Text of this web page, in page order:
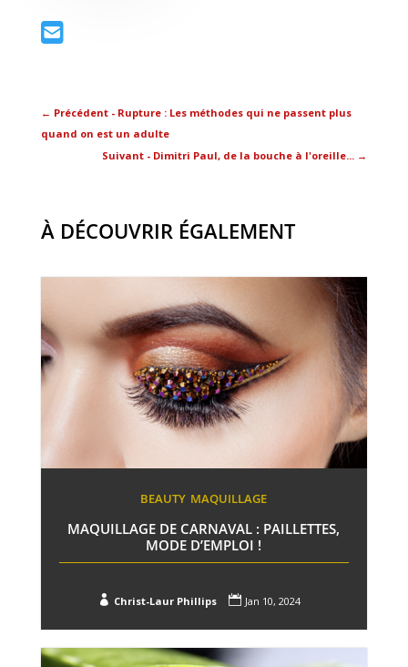
← Précédent - Rupture : Les méthodes qui ne passent plus
quand on est un adulte
Suivant - Dimitri Paul, de la bouche à l'oreille... →
À DÉCOUVRIR ÉGALEMENT
BEAUTY MAQUILLAGE
MAQUILLAGE DE CARNAVAL : PAILLETTES,
MODE D’EMPLOI !
 Christ-Laur Phillips  Jan 10, 2024